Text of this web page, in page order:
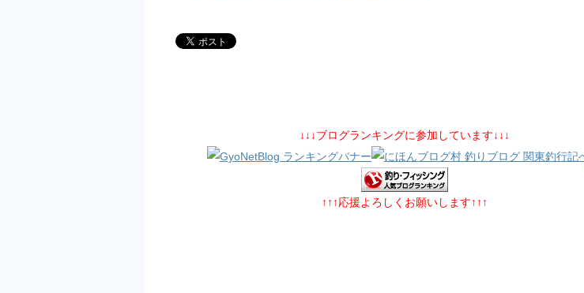
↓↓↓ブログランキングに参加しています↓↓↓
↑↑↑応援よろしくお願いします↑↑↑